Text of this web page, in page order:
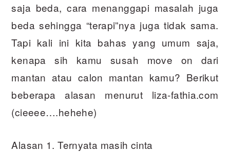
saja beda, cara menanggapi masalah juga
beda sehingga “terapi”nya juga tidak sama.
Tapi kali ini kita bahas yang umum saja,
kenapa sih kamu susah move on dari
mantan atau calon mantan kamu? Berikut
beberapa alasan menurut liza-fathia.com
(cieeee….hehehe)
Alasan 1. Ternyata masih cinta